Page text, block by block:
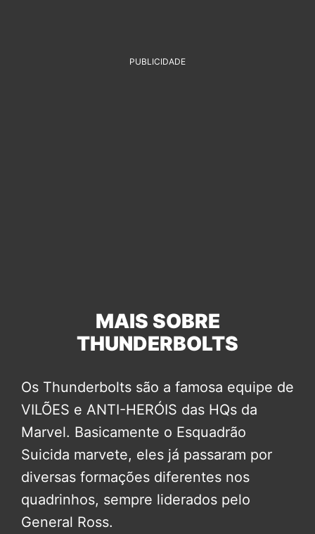
PUBLICIDADE
MAIS SOBRE
THUNDERBOLTS
Os Thunderbolts são a famosa equipe de
VILÕES e ANTI-HERÓIS das HQs da
Marvel. Basicamente o Esquadrão
Suicida marvete, eles já passaram por
diversas formações diferentes nos
quadrinhos, sempre liderados pelo
General Ross.